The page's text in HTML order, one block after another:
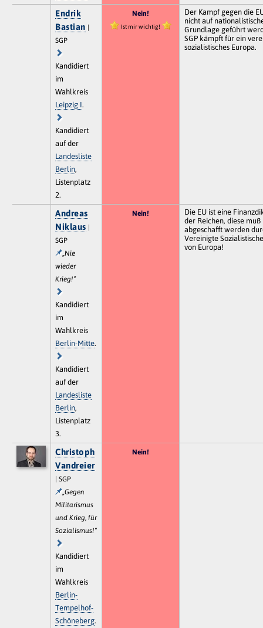
Endrik
Bastian |
SGP
Kandidiert
im
Wahlkreis
Leipzig I.
Kandidiert
auf der
Landesliste
Berlin,
Listenplatz
2.
Nein!
Ist mir wichtig!
Der Kampf gegen die
nicht auf
Grundlage geführt
SGP kämpft für ein
sozialistisches Europa.
Andreas
Niklaus |
SGP
„Nie
wieder
Krieg!“
Kandidiert
im
Wahlkreis
Berlin-Mitte.
Kandidiert
auf der
Landesliste
Berlin,
Listenplatz
3.
Nein!
Die EU ist eine
der Reichen, diese muß
abgeschafft werden
Vereinigte
von Europa!
Christoph
Vandreier
| SGP
„Gegen
Militarismus
und Krieg, für
Sozialismus!“
Kandidiert
im
Wahlkreis
Berlin-
Tempelhof-
Schöneberg.
Nein!